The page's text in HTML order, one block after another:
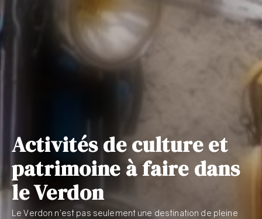
Activités de culture et
patrimoine à faire dans
le Verdon
Le Verdon n’est pas seulement une destination de pleine